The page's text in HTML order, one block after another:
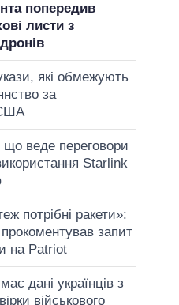
попередив
листи з
які обмежують
за
веде переговори
Starlink
потрібні ракети»:
запит
на Patriot
дані українців з
військового